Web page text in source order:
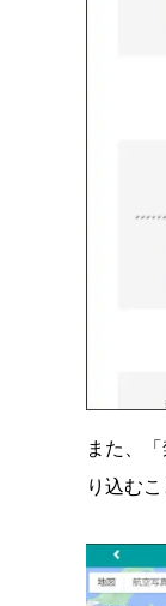
また、
り込むこ